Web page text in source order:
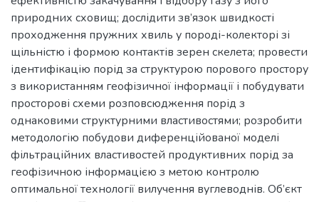
природних сховищ; дослідити зв’язок швидкості
проходження пружних хвиль у породі-колекторі зі
щільністю і формою контактів зерен скелета; провести
ідентифікацію порід за структурою порового простору
з використанням геофізичної інформації і побудувати
просторові схеми розповсюдження порід з
однаковими структурними властивостями; розробити
методологію побудови диференційованої моделі
фільтраційних властивостей продуктивних порід за
геофізичною інформацією з метою контролю
оптимальної технології вилучення вуглеводнів. Об’єкт